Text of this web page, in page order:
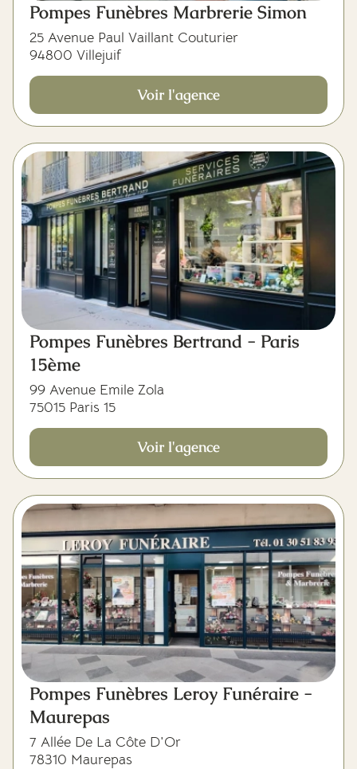
Pompes Funèbres Marbrerie Simon
25 Avenue Paul Vaillant Couturier
94800 Villejuif
Voir l'agence
Pompes Funèbres Bertrand - Paris
15ème
99 Avenue Emile Zola
75015 Paris 15
Voir l'agence
Pompes Funèbres Leroy Funéraire -
Maurepas
7 Allée De La Côte D'Or
78310 Maurepas